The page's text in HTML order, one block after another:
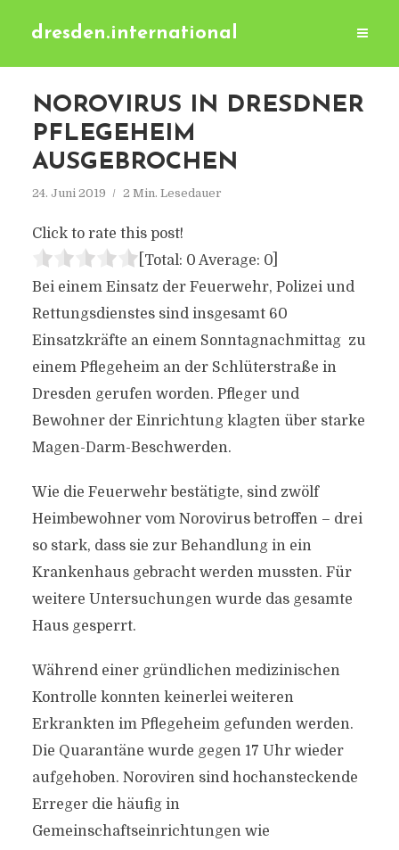
dresden.international
NOROVIRUS IN DRESDNER
PFLEGEHEIM
AUSGEBROCHEN
24. Juni 2019 2 Min. Lesedauer
Click to rate this post!
[Total: 0 Average: 0]
Bei einem Einsatz der Feuerwehr, Polizei und
Rettungsdienstes sind insgesamt 60
Einsatzkräfte an einem Sonntagnachmittag zu
einem Pflegeheim an der Schlüterstraße in
Dresden gerufen worden. Pfleger und
Bewohner der Einrichtung klagten über starke
Magen-Darm-Beschwerden.
Wie die Feuerwehr bestätigte, sind zwölf
Heimbewohner vom Norovirus betroffen – drei
so stark, dass sie zur Behandlung in ein
Krankenhaus gebracht werden mussten. Für
weitere Untersuchungen wurde das gesamte
Haus gesperrt.
Während einer gründlichen medizinischen
Kontrolle konnten keinerlei weiteren
Erkrankten im Pflegeheim gefunden werden.
Die Quarantäne wurde gegen 17 Uhr wieder
aufgehoben. Noroviren sind hochansteckende
Erreger die häufig in
Gemeinschaftseinrichtungen wie